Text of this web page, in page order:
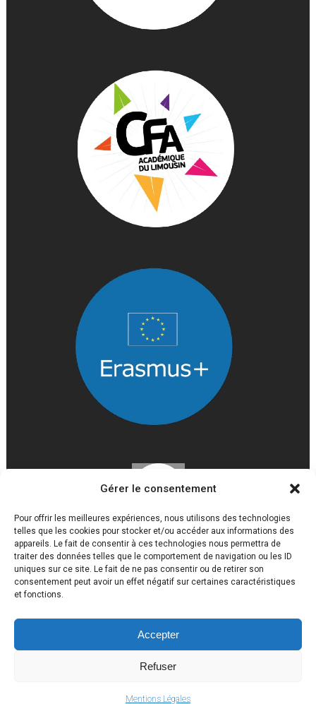
Gérer le consentement
Pour offrir les meilleures expériences, nous utilisons des technologies
telles que les cookies pour stocker et/ou accéder aux informations des
appareils. Le fait de consentir à ces technologies nous permettra de
traiter des données telles que le comportement de navigation ou les ID
uniques sur ce site. Le fait de ne pas consentir ou de retirer son
consentement peut avoir un effet négatif sur certaines caractéristiques
et fonctions.
Accepter
Refuser
Mentions Légales
Lycée Louis Gaston Roussillat 2017 © Tous droits réservés
Mentions légales